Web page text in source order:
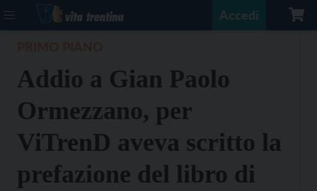
Accedi
Addio a Gian Paolo
Ormezzano, per
ViTrenD aveva scritto la
prefazione del libro di